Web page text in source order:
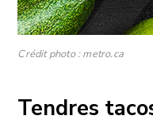
Crédit photo : metro.ca
Tendres